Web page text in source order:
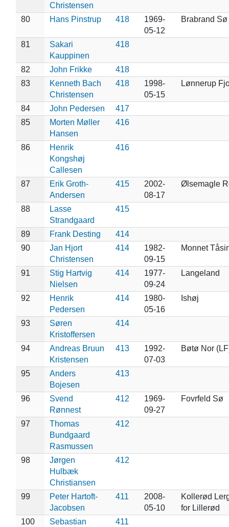
Christensen
80 Hans Pinstrup 418
1969-
05-12
Brabrand Sø
81
Sakari
Kauppinen
418
82 John Frikke
418
83
Kenneth Bach
Christensen
418
1998-
05-15
Lønnerup
84 John Pedersen
417
85
Morten Møller
Hansen
416
86
Henrik
Kongshøj
Callesen
416
87
Erik Groth-
Andersen
415
2002-
08-17
Ølsemagle
88
Lasse
Strandgaard
415
89 Frank Desting
414
90
Jan Hjort
Christensen
414
1982-
09-15
Monnet
91
Stig Hartvig
Nielsen
414
1977-
09-24
Langeland
92
Henrik
Pedersen
414
1980-
05-16
Ishøj
93
Søren
Kristoffersen
414
94
Andreas Bruun
Kristensen
413
1992-
07-03
Bøtø Nor
95
Anders
Bojesen
413
96
Svend
Rønnest
412
1969-
09-27
Fovrfeld Sø
97
Thomas
Bundgaard
Rasmussen
412
98
Jørgen
Hulbæk
Christiansen
412
99
Peter Hartoft-
Jacobsen
411
2008-
05-10
Kollerød
for Lillerød
100
Sebastian
411